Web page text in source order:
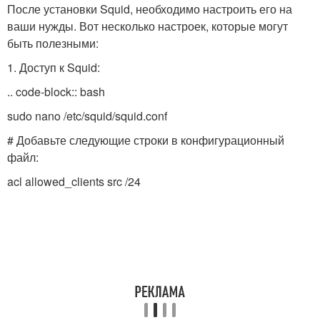
После установки Squid, необходимо настроить его на
ваши нужды. Вот несколько настроек, которые могут
быть полезными:
1. Доступ к Squid:
.. code-block:: bash
sudo nano /etc/squid/squid.conf
# Добавьте следующие строки в конфигурационный
файл:
acl allowed_clients src /24